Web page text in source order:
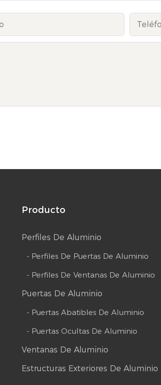
Producto
Perfiles De Aluminio
- Perfiles De Puertas De Aluminio
- Perfiles De Ventanas De Aluminio
Puertas De Aluminio
- Puertas Abatibles De Aluminio
- Puertas Ocultas De Aluminio
Ventanas De Aluminio
Estructuras Exteriores De Aluminio